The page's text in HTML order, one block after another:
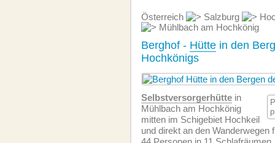
Österreich Salzburg
Mühlbach am Hochkönig
Berghof - Hütte in den
Hochkönigs
Selbstversorgerhütte in
Mühlbach am Hochkönig
mitten im Schigebiet Hochkeil
und direkt an den Wanderwegen